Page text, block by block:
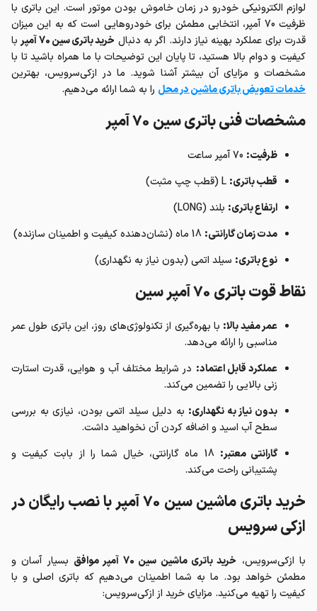
لوازم الکترونیکی خودرو در زمان خاموش بودن موتور است. این باتری با
ظرفیت 70 آمپر، انتخابی مطمئن برای خودروهایی است که به این میزان
قدرت برای عملکرد بهینه نیاز دارند. اگر به دنبال خرید باتری سین 70 آمپر
با
کیفیت و دوام بالا هستید، تا پایان این توضیحات با ما همراه باشید تا با
مشخصات و مزایای آن بیشتر آشنا شوید. ما در ازکی‌سرویس، بهترین
خدمات تعویض باتری ماشین در محل را به شما ارائه می‌دهیم.
مشخصات فنی باتری سین 70 آمپر
ظرفیت:
قطب باتری:
ارتفاع باتری: بلند (LONG)
مدت زمان گارانتی:
نوع باتری: سیلد اتمی (بدون نیاز به نگهداری)
نقاط قوت باتری 70 آمپر سین
عمر مفید بالا: با بهره‌گیری از تکنولوژی‌های روز، این باتری طول عمر
مناسبی را ارائه می‌دهد.
عملکرد قابل اعتماد: در شرایط مختلف آب و هوایی، قدرت استارت
زنی بالایی را تضمین می‌کند.
بدون نیاز به نگهداری: به دلیل سیلد اتمی بودن، نیازی به بررسی
سطح آب اسید و اضافه کردن آن نخواهید داشت.
گارانتی معتبر:
18 ماه گارانتی، خیال شما را از بابت کیفیت و
پشتیبانی راحت می‌کند.
خرید باتری ماشین سین 70 آمپر با نصب رایگان در
ازکی سرویس
با ازکی‌سرویس، خرید باتری ماشین سین 70 آمپر موافق
بسیار آسان و
مطمئن خواهد بود. ما به شما اطمینان می‌دهیم که باتری اصلی و با
کیفیت را تهیه می‌کنید. مزایای خرید از ازکی‌سرویس: